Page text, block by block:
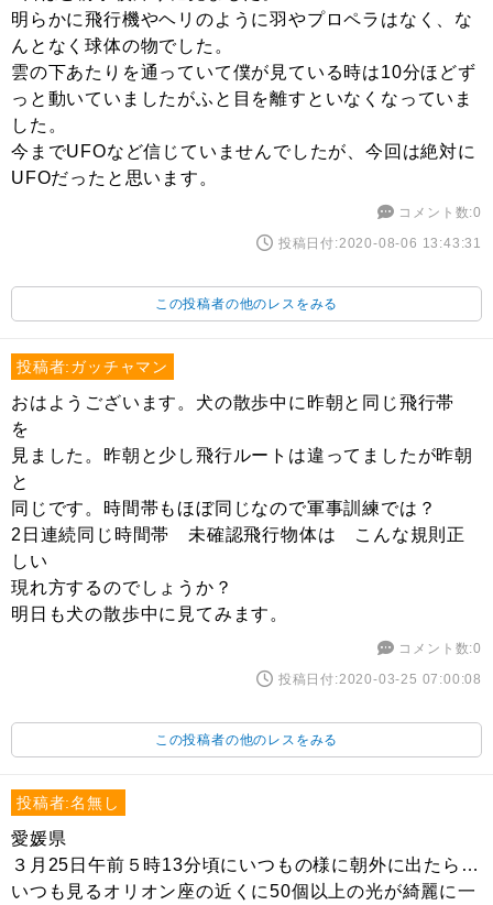
明らかに飛行機やヘリのように羽やプロペラはなく、な
んとなく球体の物でした。
雲の下あたりを通っていて僕が見ている時は10分ほどず
っと動いていましたがふと目を離すといなくなっていま
した。
今までUFOなど信じていませんでしたが、今回は絶対に
UFOだったと思います。
コメント数:0
投稿日付:2020-08-06 13:43:31
この投稿者の他のレスをみる
投稿者:ガッチャマン
おはようございます。犬の散歩中に昨朝と同じ飛行帯
を
見ました。昨朝と少し飛行ルートは違ってましたが昨朝
と
同じです。時間帯もほぼ同じなので軍事訓練では？
2日連続同じ時間帯 未確認飛行物体は こんな規則正
しい
現れ方するのでしょうか？
明日も犬の散歩中に見てみます。
コメント数:0
投稿日付:2020-03-25 07:00:08
この投稿者の他のレスをみる
投稿者:名無し
愛媛県
３月25日午前５時13分頃にいつもの様に朝外に出たら…
いつも見るオリオン座の近くに50個以上の光が綺麗に一